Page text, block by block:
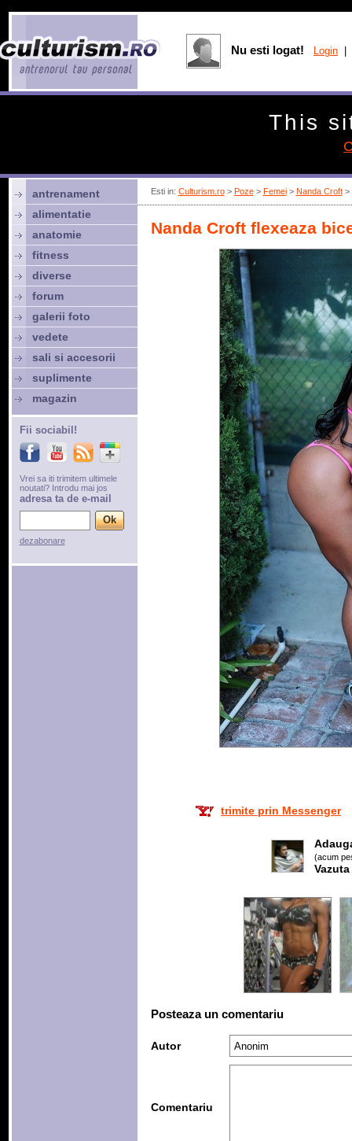
Esti in: Culturism.ro> Poze> Femei> Nanda Croft>
Nanda Croft flexeaza
trimite prin Messenger
(acum
Vazuta
Posteaza un comentariu
Autor
Comentariu
antrenament
alimentatie
anatomie
fitness
diverse
forum
galerii foto
vedete
sali si accesorii
suplimente
magazin
Fii sociabil!
Vrei sa iti trimitem ultimele
noutati? Introdu mai jos
adresa ta de e-mail
dezabonare
Nu esti logat! Login
This